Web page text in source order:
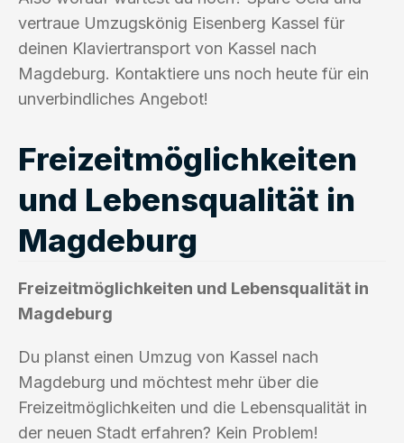
vertraue Umzugskönig Eisenberg Kassel für
deinen Klaviertransport von Kassel nach
Magdeburg. Kontaktiere uns noch heute für ein
unverbindliches Angebot!
Freizeitmöglichkeiten
und Lebensqualität in
Magdeburg
Freizeitmöglichkeiten und Lebensqualität in
Magdeburg
Du planst einen Umzug von Kassel nach
Magdeburg und möchtest mehr über die
Freizeitmöglichkeiten und die Lebensqualität in
der neuen Stadt erfahren? Kein Problem!